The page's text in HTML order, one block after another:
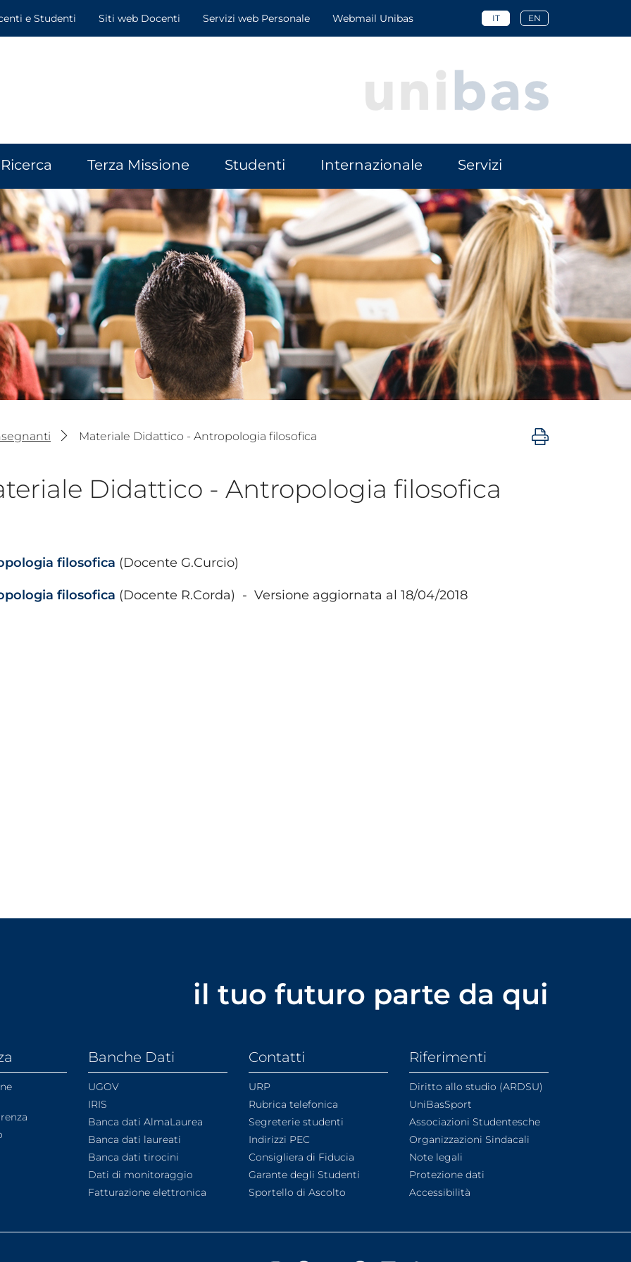
e Studenti Siti web Docenti Servizi web Personale Webmail Unibas IT EN
Ricerca Terza Missione Studenti Internazionale Servizi
Materiale Didattico - Antropologia filosofica
Didattico - Antropologia filosofica
filosofica (Docente G.Curcio)
filosofica (Docente R.Corda) - Versione aggiornata al 18/04/2018
il tuo futuro parte da qui
Banche Dati
UGOV
IRIS
Banca dati AlmaLaurea
Banca dati laureati
Banca dati tirocini
Dati di monitoraggio
Fatturazione elettronica
Contatti
URP
Rubrica telefonica
Segreterie studenti
Indirizzi PEC
Consigliera di Fiducia
Garante degli Studenti
Sportello di Ascolto
Riferimenti
Diritto allo studio (ARDSU)
UniBasSport
Associazioni Studentesche
Organizzazioni Sindacali
Note legali
Protezione dati
Accessibilità